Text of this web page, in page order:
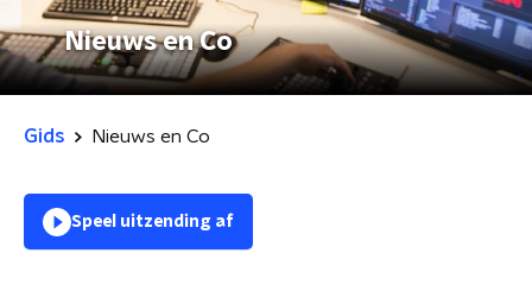
Nieuws en Co
Gids Nieuws en Co
Speel uitzending af